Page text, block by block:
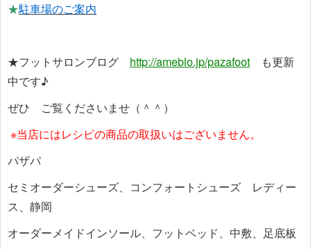
★駐車場のご案内
★フットサロンブログ http://ameblo.jp/pazafoot も更新
中です♪
ぜひ ご覧くださいませ（＾＾）
※当店にはレシピの商品の取扱いはございません。
パザパ
セミオーダーシューズ、コンフォートシューズ レディー
ス、静岡
オーダーメイドインソール、フットベッド、中敷、足底板